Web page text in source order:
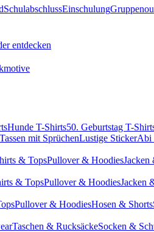
SchulabschlussEinschulung
entdecken
Hunde T-Shirts50. Geburtstag T-
Tassen mit SprüchenLustige StickerAbi
& TopsPullover & HoodiesJacken
& TopsPullover & HoodiesJacken
Pullover & HoodiesHosen & Shorts
Taschen & RucksäckeSocken &